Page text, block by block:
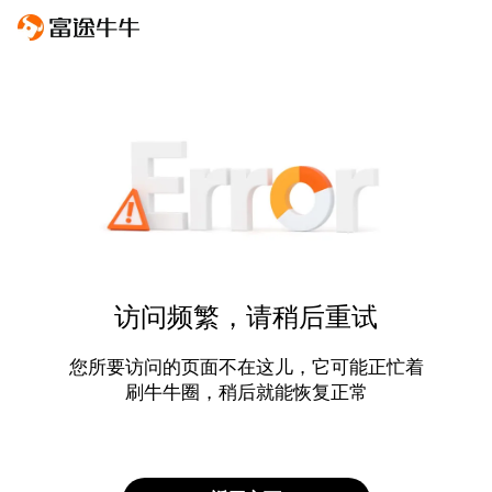
访问频繁，请稍后重试
您所要访问的页面不在这儿，它可能正忙着
刷牛牛圈，稍后就能恢复正常